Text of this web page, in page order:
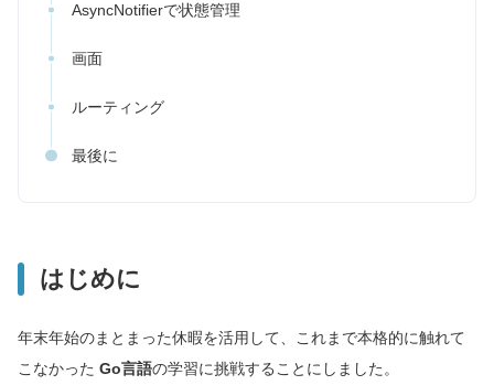
AsyncNotifierで状態管理
画面
ルーティング
最後に
はじめに
年末年始のまとまった休暇を活用して、これまで本格的に触れて
こなかった Go言語の学習に挑戦することにしました。